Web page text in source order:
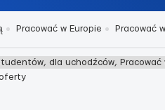
Pracować w Europie Pracować
dla uchodźców, Pracować